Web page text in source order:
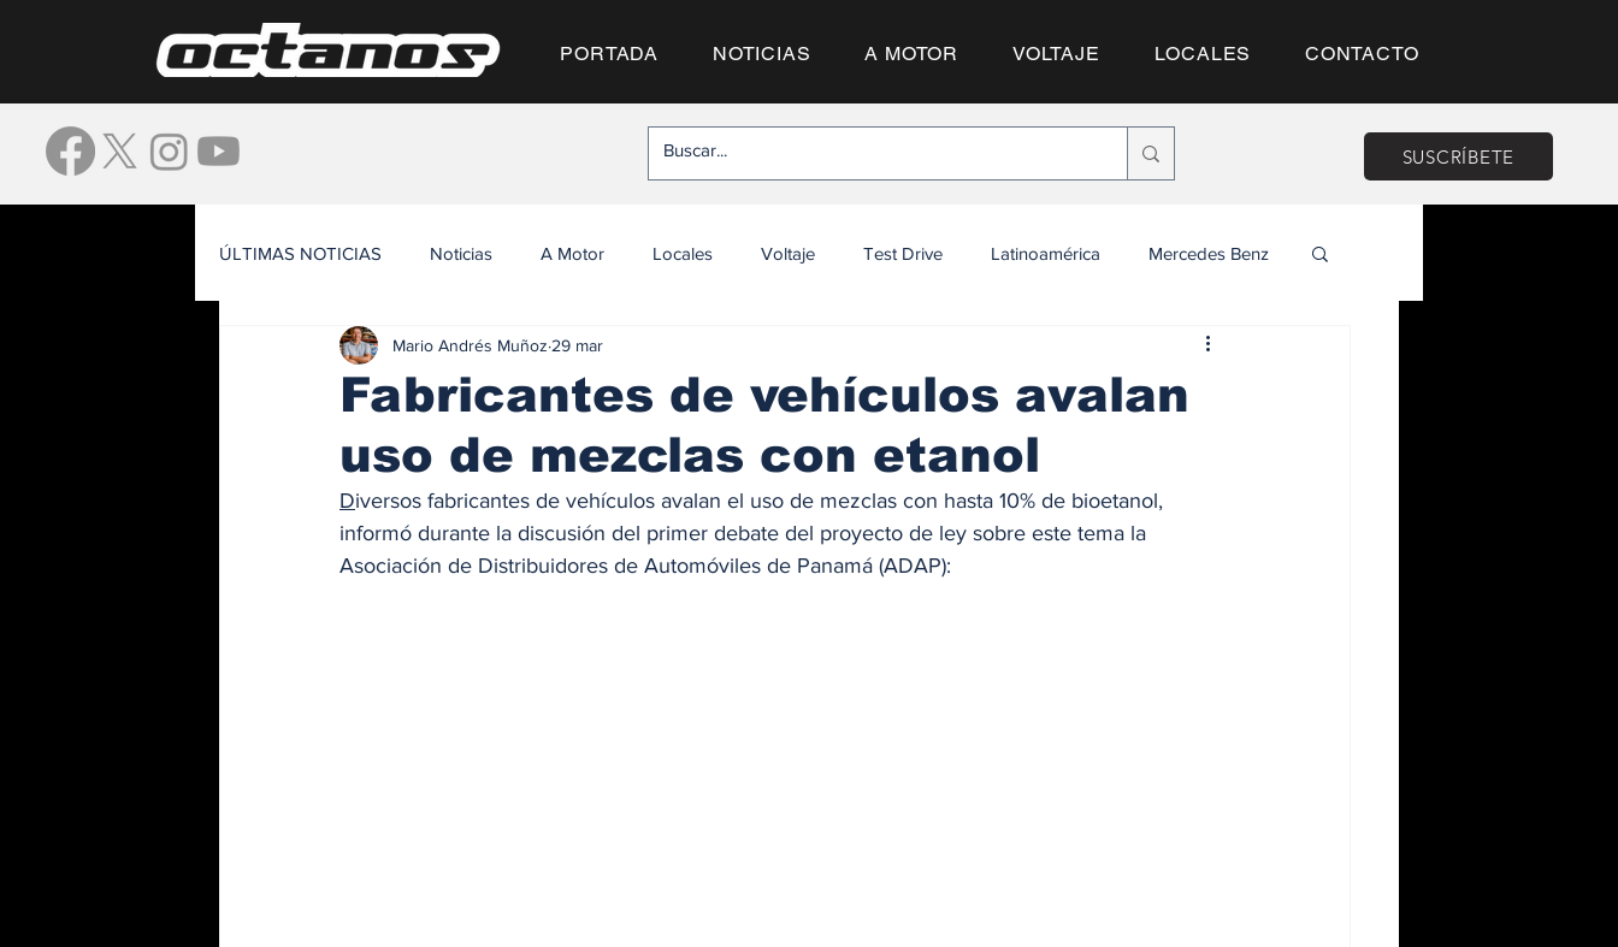
PORTADA NOTICIAS A MOTOR VOLTAJE LOCALES CONTACTO
SUSCRÍBETE
ÚLTIMAS NOTICIAS Noticias A Motor Locales Voltaje Test Drive Latinoamérica Mercedes Benz
Fabricantes de vehículos avalan
uso de mezclas con etanol
Mario Andrés Muñoz 29 mar
Diversos fabricantes de vehículos avalan el uso de mezclas con hasta 10% de bioetanol,
informó durante la discusión del primer debate del proyecto de ley sobre este tema la
Asociación de Distribuidores de Automóviles de Panamá (ADAP):